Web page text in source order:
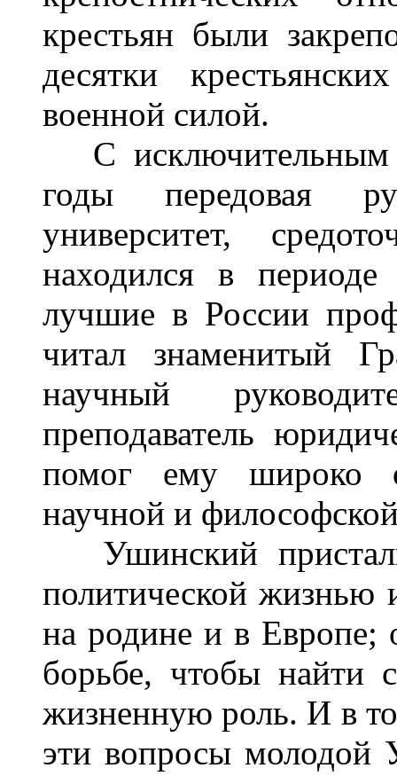
крестьян были
десятки
военной силой.
С исключительным
годы передовая
университет,
находился в периоде
лучшие в России
читал знаменитый
научный
преподаватель
помог ему широко
научной и
Ушинский
политической жизнью
на родине и в Европе;
борьбе, чтобы найти
жизненную роль. И в
эти вопросы